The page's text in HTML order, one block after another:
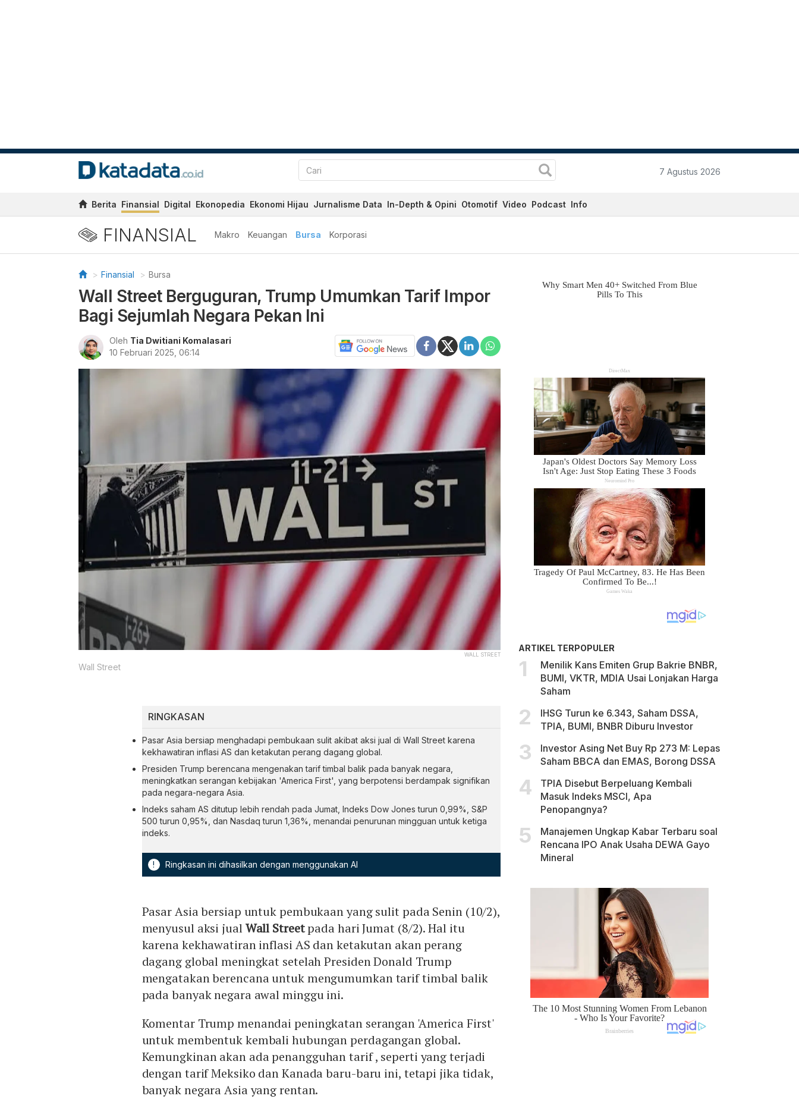
7 Agustus 2026
Berita Finansial Digital Ekonopedia Ekonomi Hijau Jurnalisme Data In-Depth & Opini Otomotif Video Podcast Info
FINANSIAL Makro Keuangan Bursa Korporasi
Finansial Bursa
Wall Street Berguguran, Trump Umumkan Tarif Impor
Bagi Sejumlah Negara Pekan Ini
Oleh Tia Dwitiani Komalasari
10 Februari 2025, 06:14
WALL STREET
Wall Street
RINGKASAN
Pasar Asia bersiap menghadapi pembukaan sulit akibat aksi jual di Wall Street karena
kekhawatiran inflasi AS dan ketakutan perang dagang global.
Presiden Trump berencana mengenakan tarif timbal balik pada banyak negara,
meningkatkan serangan kebijakan 'America First', yang berpotensi berdampak signifikan
pada negara-negara Asia.
Indeks saham AS ditutup lebih rendah pada Jumat, Indeks Dow Jones turun 0,99%, S&P
500 turun 0,95%, dan Nasdaq turun 1,36%, menandai penurunan mingguan untuk ketiga
indeks.
! Ringkasan ini dihasilkan dengan menggunakan AI
Pasar Asia bersiap untuk pembukaan yang sulit pada Senin (10/2),
menyusul aksi jualWall Streetpada hari Jumat (8/2). Hal itu
karena kekhawatiran inflasi AS dan ketakutan akan perang
dagang global meningkat setelah Presiden Donald Trump
mengatakan berencana untuk mengumumkan tarif timbal balik
pada banyak negara awal minggu ini.
Komentar Trump menandai peningkatan serangan 'America First'
untuk membentuk kembali hubungan perdagangan global.
Kemungkinan akan ada penangguhan tarif , seperti yang terjadi
dengan tarif Meksiko dan Kanada baru-baru ini, tetapi jika tidak,
banyak negara Asia yang rentan.
ARTIKEL TERPOPULER
Menilik Kans Emiten Grup Bakrie BNBR,
BUMI, VKTR, MDIA Usai Lonjakan Harga
Saham
IHSG Turun ke 6.343, Saham DSSA,
TPIA, BUMI, BNBR Diburu Investor
Investor Asing Net Buy Rp 273 M: Lepas
Saham BBCA dan EMAS, Borong DSSA
TPIA Disebut Berpeluang Kembali
Masuk Indeks MSCI, Apa
Penopangnya?
Manajemen Ungkap Kabar Terbaru soal
Rencana IPO Anak Usaha DEWA Gayo
Mineral